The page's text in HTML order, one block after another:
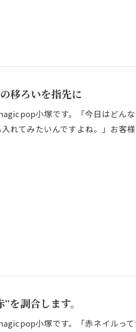
移ろいを指先に
小塚です。「今日はどん
れてみたいんですよね。」お客
を調合します。
小塚です。「赤ネイルっ
約はこちら